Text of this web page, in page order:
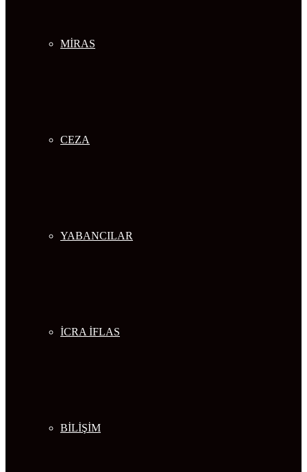
MİRAS
CEZA
YABANCILAR
İCRA İFLAS
BİLİŞİM